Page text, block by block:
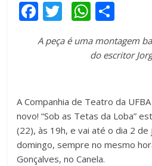
F
c
o
o
k
T
tt
W
at
p
p
m
til
h
ar
A peça é uma montagem
do escritor
A Companhia de Teatro da
novo! “Sob as Tetas da Loba”
(22), às 19h, e vai até o dia 2 de
domingo,sempre no mesmo
Gonçalves, no Canela.